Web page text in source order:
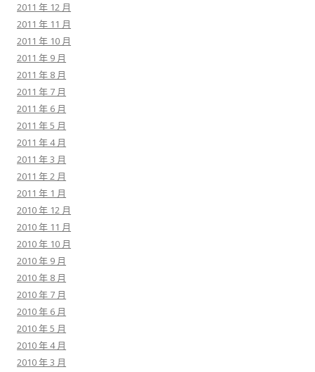
2011 年 12 月
2011 年 11 月
2011 年 10 月
2011 年 9 月
2011 年 8 月
2011 年 7 月
2011 年 6 月
2011 年 5 月
2011 年 4 月
2011 年 3 月
2011 年 2 月
2011 年 1 月
2010 年 12 月
2010 年 11 月
2010 年 10 月
2010 年 9 月
2010 年 8 月
2010 年 7 月
2010 年 6 月
2010 年 5 月
2010 年 4 月
2010 年 3 月